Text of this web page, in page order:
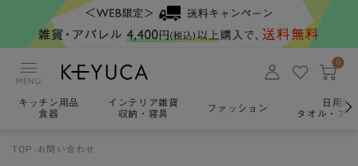
MENU
0
キッチン用品
食器
インテリア雑貨
収納・寝具
ファッション
日用雑
タオル・ア
TOP お問い合わせ